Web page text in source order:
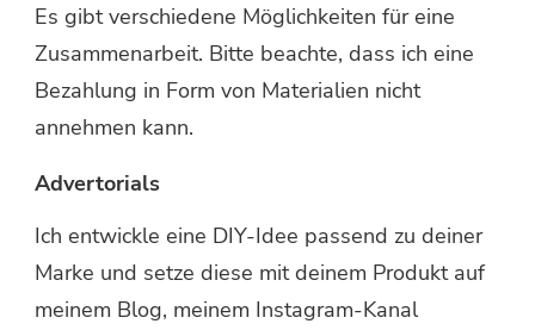
Es gibt verschiedene Möglichkeiten für eine
Zusammenarbeit. Bitte beachte, dass ich eine
Bezahlung in Form von Materialien nicht
annehmen kann.
Advertorials
Ich entwickle eine DIY-Idee passend zu deiner
Marke und setze diese mit deinem Produkt auf
meinem Blog, meinem Instagram-Kanal